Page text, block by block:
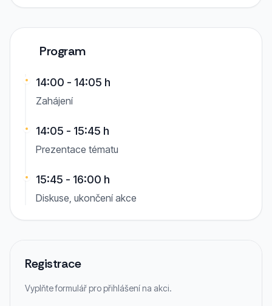
Program
14:00 - 14:05 h
Zahájení
14:05 - 15:45 h
Prezentace tématu
15:45 - 16:00 h
Diskuse, ukončení akce
Registrace
Vyplňte formulář pro přihlášení na akci.